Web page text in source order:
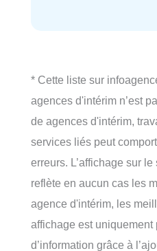
* Cette liste sur
agences d'intérim n’est
de agences d'intérim,
services liés peut
erreurs. L’affichage sur
reflète en aucun cas les
agence d'intérim, les
affichage est uniquement
d’information grâce à